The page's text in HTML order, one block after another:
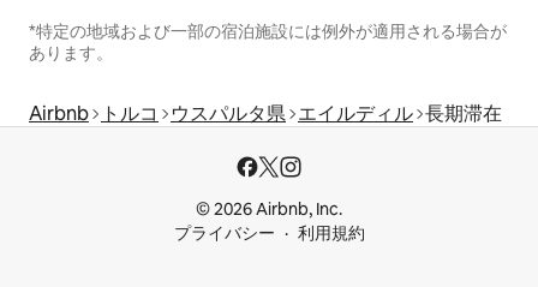
*特定の地域および一部の宿泊施設には例外が適用される場合が
あります。
Airbnb トルコ ウスパルタ県 エイルディル 長期滞在
© 2026 Airbnb, Inc.
プライバシー
利用規約